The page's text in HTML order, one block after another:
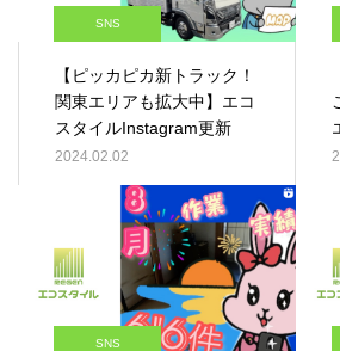
SNS
【ピッカピカ新トラック！
関東エリアも拡大中】エコ
スタイルInstagram更新
2024.02.02
SNS